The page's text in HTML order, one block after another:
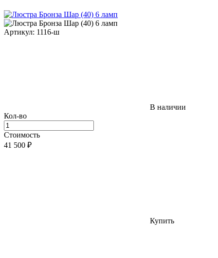
Артикул: 1116-ш
В наличии
Кол-во
Стоимость
41 500 ₽
Купить